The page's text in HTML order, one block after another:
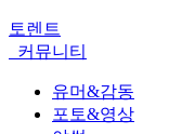
토렌트
커뮤니티
유머&감동
포토&영상